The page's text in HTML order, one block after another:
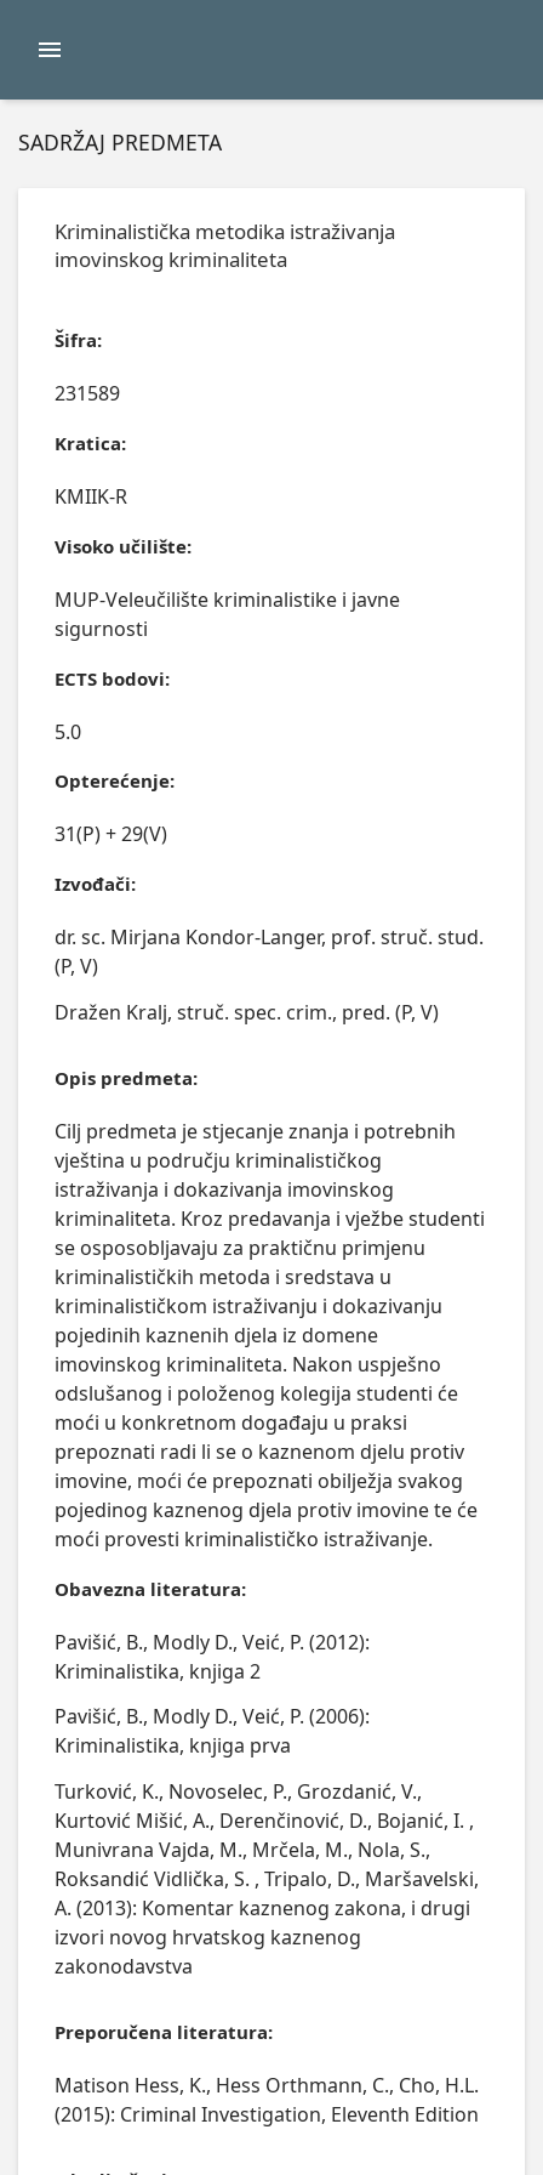
SADRŽAJ PREDMETA
Kriminalistička metodika istraživanja
imovinskog kriminaliteta
Šifra:
231589
Kratica:
KMIIK-R
Visoko učilište:
MUP-Veleučilište kriminalistike i javne
sigurnosti
ECTS bodovi:
5.0
Opterećenje:
31(P) + 29(V)
Izvođači:
dr. sc. Mirjana Kondor-Langer, prof. struč. stud.
(P, V)
Dražen Kralj, struč. spec. crim., pred. (P, V)
Opis predmeta:
Cilj predmeta je stjecanje znanja i potrebnih
vještina u području kriminalističkog
istraživanja i dokazivanja imovinskog
kriminaliteta. Kroz predavanja i vježbe studenti
se osposobljavaju za praktičnu primjenu
kriminalističkih metoda i sredstava u
kriminalističkom istraživanju i dokazivanju
pojedinih kaznenih djela iz domene
imovinskog kriminaliteta. Nakon uspješno
odslušanog i položenog kolegija studenti će
moći u konkretnom događaju u praksi
prepoznati radi li se o kaznenom djelu protiv
imovine, moći će prepoznati obilježja svakog
pojedinog kaznenog djela protiv imovine te će
moći provesti kriminalističko istraživanje.
Obavezna literatura:
Pavišić, B., Modly D., Veić, P. (2012):
Kriminalistika, knjiga 2
Pavišić, B., Modly D., Veić, P. (2006):
Kriminalistika, knjiga prva
Turković, K., Novoselec, P., Grozdanić, V.,
Kurtović Mišić, A., Derenčinović, D., Bojanić, I. ,
Munivrana Vajda, M., Mrčela, M., Nola, S.,
Roksandić Vidlička, S. , Tripalo, D., Maršavelski,
A. (2013): Komentar kaznenog zakona, i drugi
izvori novog hrvatskog kaznenog
zakonodavstva
Preporučena literatura:
Matison Hess, K., Hess Orthmann, C., Cho, H.L.
(2015): Criminal Investigation, Eleventh Edition